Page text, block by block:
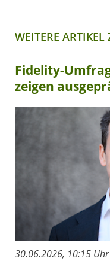
WEITERE
Fidelity-
zeigen
30.06.2026, 10:15 Uhr